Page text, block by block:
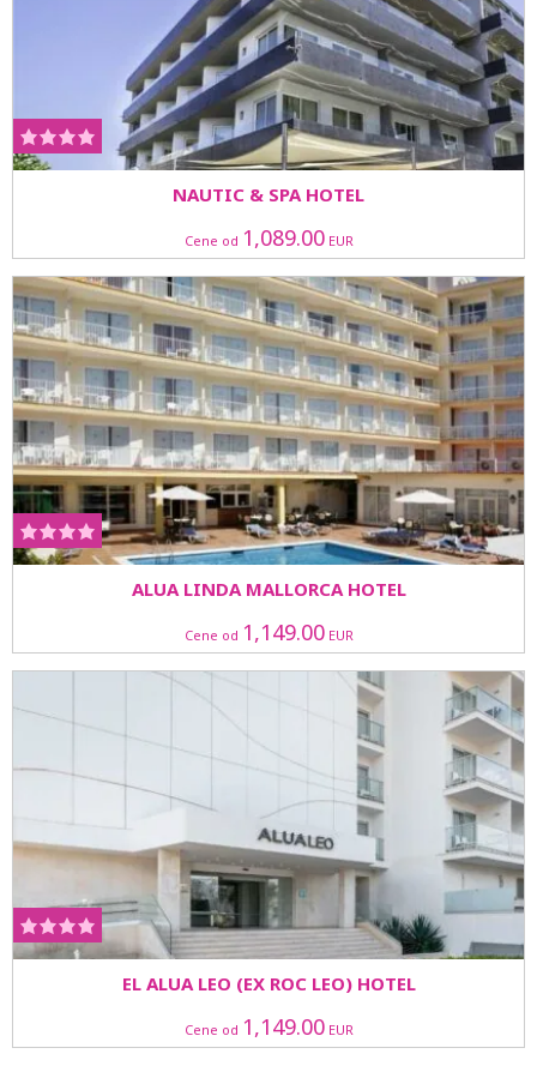
NAUTIC & SPA HOTEL
Cene od 1,089.00EUR
ALUA LINDA MALLORCA HOTEL
Cene od 1,149.00EUR
EL ALUA LEO (EX ROC LEO) HOTEL
Cene od 1,149.00EUR